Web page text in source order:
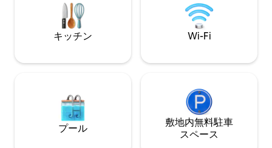
子供用食器、ゲーム、その他のサプライ
ズをご用意しております🐟
劇場からすぐ近く
エリアの1つです
訪れることができ
キッチン Wi-Fi
プール
敷地内無料駐⁠車
ス⁠ペ⁠ー⁠ス